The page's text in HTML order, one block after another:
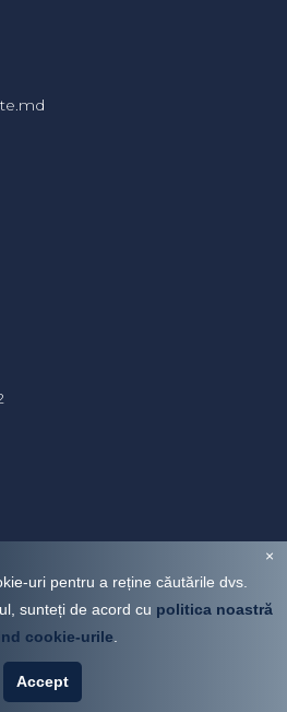
078174500
uri pentru a reține căutările dvs.
sunteți de acord cu politica noastră
cookie-urile
Accept
×